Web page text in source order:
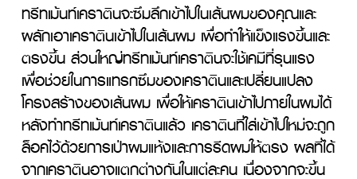
ทรีทเม้นท์เคราตินจะซึมลึกเข้าไปในเส้นผมของคุณและ
ผลักเอาเคราตินเข้าไปในเส้นผม เพื่อทำให้แข็งแรงขึ้นและ
ตรงขึ้น ส่วนใหญ่ทรีทเม้นท์เคราตินจะใช้เคมีที่รุนแรง
เพื่อช่วยในการแทรกซึมของเคราตินและเปลี่ยนแปลง
โครงสร้างของเส้นผม เพื่อให้เคราตินเข้าไปภายในผมได้
หลังทำทรีทเม้นท์เคราตินแล้ว เคราตินที่ใส่เข้าไปใหม่จะถูก
ล็อคไว้ด้วยการเป่าผมแห้งและการรีดผมให้ตรง ผลที่ได้
จากเคราตินอาจแตกต่างกันในแต่ละคน เนื่องจากจะขึ้น